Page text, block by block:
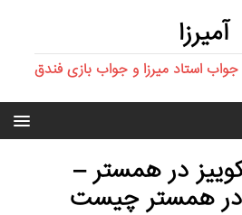
آمیرزا
جواب استاد میرزا و جواب بازی فندق
در همستر –